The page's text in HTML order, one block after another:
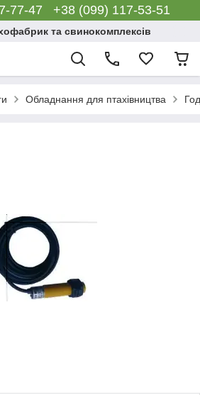
77-47 +38 (099) 117-53-51
та свинокомплексів
Обладнання для птахівництва